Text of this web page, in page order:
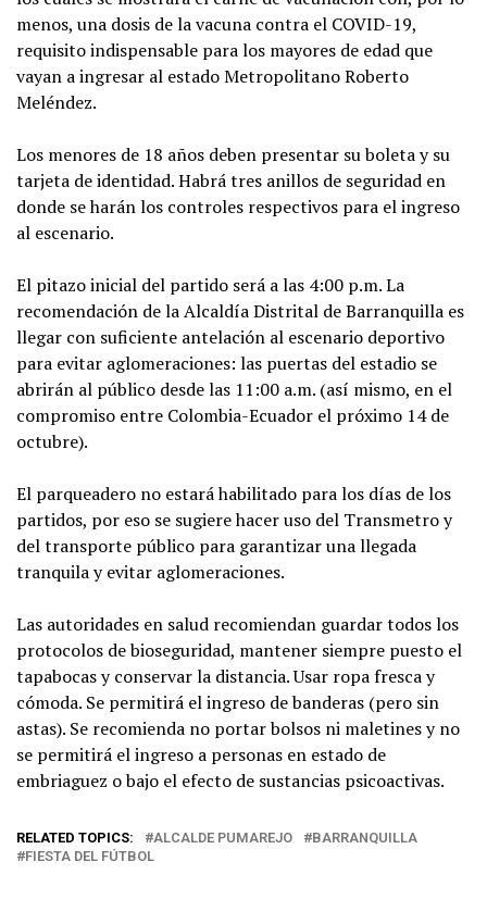
menos, una dosis de la vacuna contra el COVID-19,
requisito indispensable para los mayores de edad que
vayan a ingresar al estado Metropolitano Roberto
Meléndez.
Los menores de 18 años deben presentar su boleta y su
tarjeta de identidad. Habrá tres anillos de seguridad en
donde se harán los controles respectivos para el ingreso
al escenario.
El pitazo inicial del partido será a las 4:00 p.m. La
recomendación de la Alcaldía Distrital de Barranquilla es
llegar con suficiente antelación al escenario deportivo
para evitar aglomeraciones: las puertas del estadio se
abrirán al público desde las 11:00 a.m. (así mismo, en el
compromiso entre Colombia-Ecuador el próximo 14 de
octubre).
El parqueadero no estará habilitado para los días de los
partidos, por eso se sugiere hacer uso del Transmetro y
del transporte público para garantizar una llegada
tranquila y evitar aglomeraciones.
Las autoridades en salud recomiendan guardar todos los
protocolos de bioseguridad, mantener siempre puesto el
tapabocas y conservar la distancia. Usar ropa fresca y
cómoda. Se permitirá el ingreso de banderas (pero sin
astas). Se recomienda no portar bolsos ni maletines y no
se permitirá el ingreso a personas en estado de
embriaguez o bajo el efecto de sustancias psicoactivas.
RELATED TOPICS: ALCALDE PUMAREJO
BARRANQUILLA
FIESTA DEL FÚTBOL